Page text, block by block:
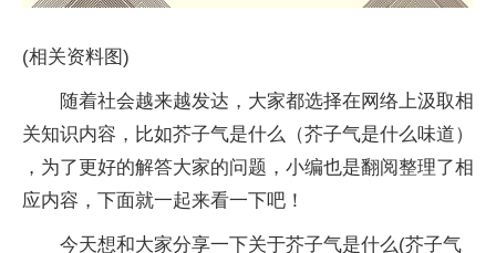
(相关资料图)
随着社会越来越发达，大家都选择在网络上汲取相
关知识内容，比如芥子气是什么（芥子气是什么味道）
，为了更好的解答大家的问题，小编也是翻阅整理了相
应内容，下面就一起来看一下吧！
今天想和大家分享一下关于芥子气是什么(芥子气